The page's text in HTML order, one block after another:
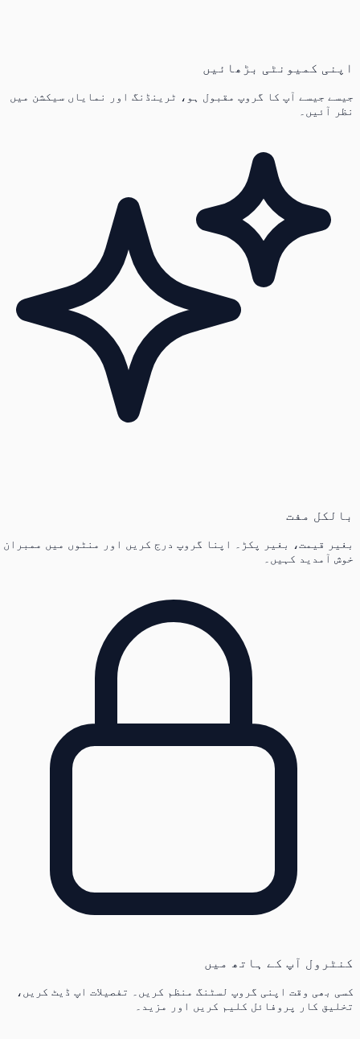
اپنی کمیونٹی بڑھائیں
جیسے جیسے آپ کا گروپ مقبول ہو، ٹرینڈنگ اور نمایاں سیکشن میں
نظر آئیں۔
بالکل مفت
بغیر قیمت، بغیر پکڑ۔ اپنا گروپ درج کریں اور منٹوں میں ممبران
خوش آمدید کہیں۔
کنٹرول آپ کے ہاتھ میں
کسی بھی وقت اپنی گروپ لسٹنگ منظم کریں۔ تفصیلات اپ ڈیٹ کریں،
تخلیق کار پروفائل کلیم کریں اور مزید۔